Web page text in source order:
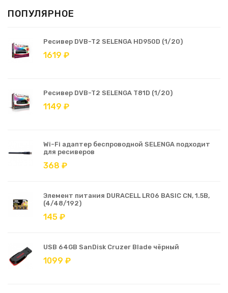
ПОПУЛЯРНОЕ
Ресивер DVB-T2 SELENGA HD950D (1/20)
1619 ₽
Ресивер DVB-T2 SELENGA T81D (1/20)
1149 ₽
Wi-Fi адаптер беспроводной SELENGA подходит
для ресиверов
368 ₽
Элемент питания DURACELL LR06 BASIC CN, 1.5В,
(4/48/192)
145 ₽
USB 64GB SanDisk Cruzer Blade чёрный
1099 ₽